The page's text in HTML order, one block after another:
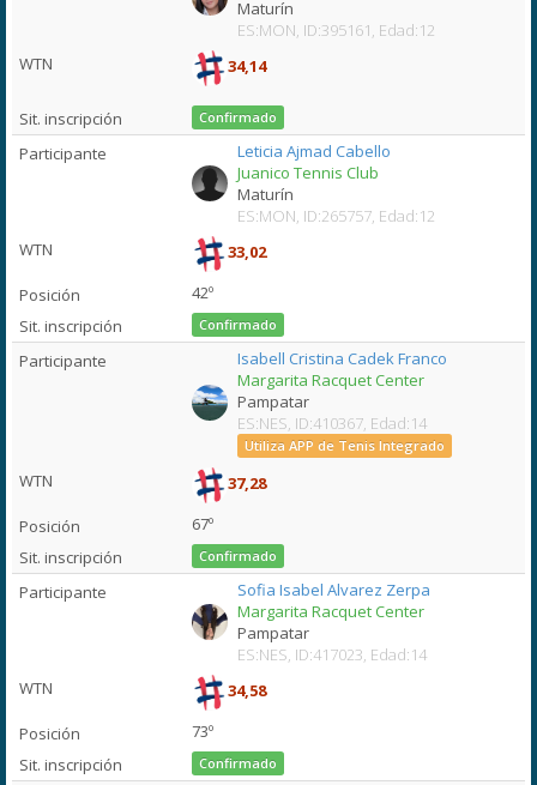
Maturín
ES:MON, ID:395161, Edad:12
34,14
Confirmado
Leticia Ajmad Cabello
Juanico Tennis Club
Maturín
ES:MON, ID:265757, Edad:12
33,02
42º
Confirmado
Isabell Cristina Cadek Franco
Margarita Racquet Center
Pampatar
ES:NES, ID:410367, Edad:14
Utiliza APP de Tenis Integrado
37,28
67º
Confirmado
Sofia Isabel Alvarez Zerpa
Margarita Racquet Center
Pampatar
ES:NES, ID:417023, Edad:14
34,58
73º
Confirmado